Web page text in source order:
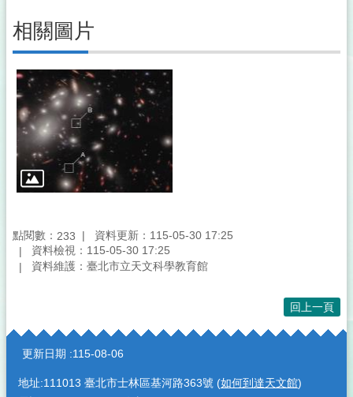
相關圖片
點閱數： 233
資料更新：115-05-30 17:25
資料檢視：115-05-30 17:25
資料維護：臺北市立天文科學教育館
回上一頁
:::
更新日期 115-08-06
地址:111013 臺北市士林區基河路363號 (如何到達天文館)